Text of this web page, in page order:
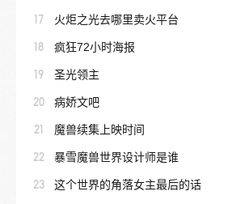
17 火炬之光去哪里卖火平台
18 疯狂72小时海报
19 圣光领主
20 病娇文吧
21 魔兽续集上映时间
22 暴雪魔兽世界设计师是谁
23 这个世界的角落女主最后的话